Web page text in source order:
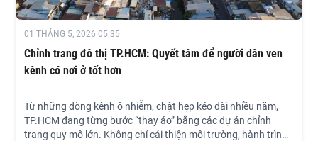
01 THÁNG 5, 2026 05:35
Chỉnh trang đô thị TP.HCM: Quyết tâm để người dân ven
kênh có nơi ở tốt hơn
Từ những dòng kênh ô nhiễm, chật hẹp kéo dài nhiều năm,
TP.HCM đang từng bước “thay áo” bằng các dự án chỉnh
trang quy mô lớn. Không chỉ cải thiện môi trường, hành trình